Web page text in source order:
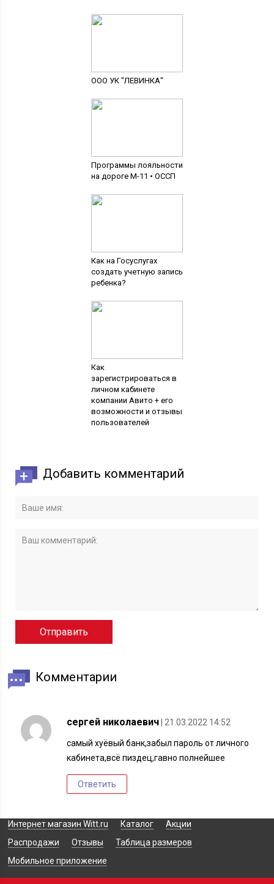
ООО УК "ЛЕВИНКА"
Программы лояльности
на дороге М-11 • ОССП
Как на Госуслугах
создать учетную запись
ребенка?
Как
зарегистрироваться в
личном кабинете
компании Авито + его
возможности и отзывы
пользователей
Добавить комментарий
Комментарии
сергей николаевич | 21.03.2022 14:52
самый хуёвый банк,забыл пароль от личного
кабинета,всё пиздец,гавно полнейшее
Ответить
Интернет магазин Witt.ru Каталог
Акции
Распродажи
Отзывы
Таблица размеров
Мобильное приложение